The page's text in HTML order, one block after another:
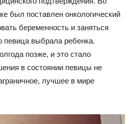
был поставлен онкологический
беременность и заняться
певица выбрала ребенка.
позже, и это стало
в состоянии певицы не
лучшее в мире